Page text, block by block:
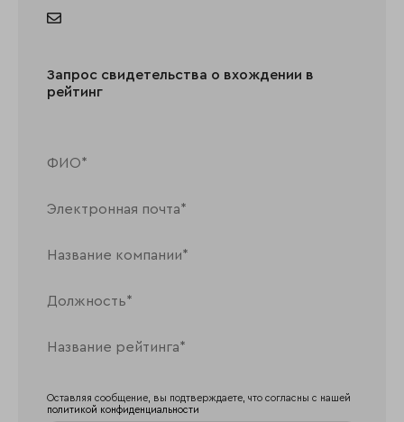
Запрос свидетельства о вхождении в
рейтинг
Оставляя сообщение, вы подтверждаете, что согласны с нашей
политикой конфиденциальности